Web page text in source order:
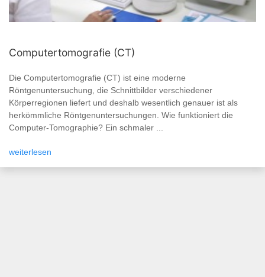
Computertomografie (CT)
Die Computertomografie (CT) ist eine moderne
Röntgenuntersuchung, die Schnittbilder verschiedener
Körperregionen liefert und deshalb wesentlich genauer ist als
herkömmliche Röntgenuntersuchungen. Wie funktioniert die
Computer-Tomographie? Ein schmaler ...
weiterlesen